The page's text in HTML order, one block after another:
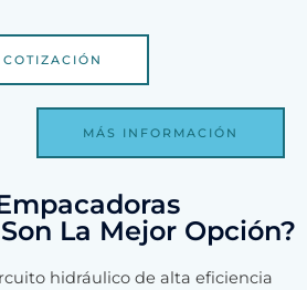
MÁS INFORMACIÓN
La Mejor Opción?
hidráulico de alta eficiencia